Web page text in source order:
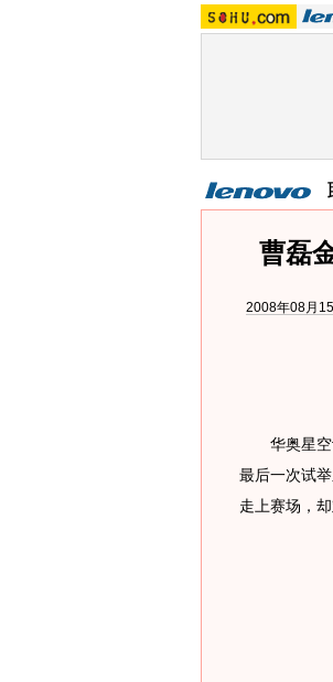
曹磊
2008年08月
华奥星空讯
最后一次试
走上赛场，